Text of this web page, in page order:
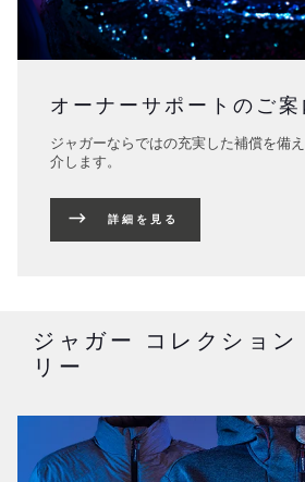
オーナーサポートのご案
ジャガーならではの充実した補償を備
介します。
詳細を見る
ジャガー コレクショ
リー